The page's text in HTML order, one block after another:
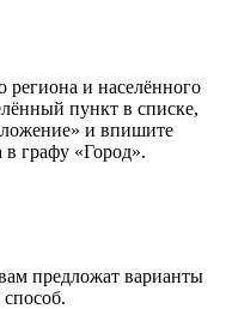
региона и населённого
пункт в списке,
и впишите
в графу «Город».
предложат варианты